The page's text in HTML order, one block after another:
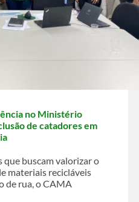
no Ministério
de catadores em
buscam valorizar o
materiais recicláveis
de rua, o CAMA